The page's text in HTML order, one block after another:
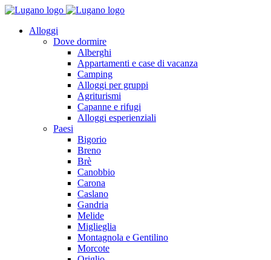
Alloggi
Dove dormire
Alberghi
Appartamenti e case di vacanza
Camping
Alloggi per gruppi
Agriturismi
Capanne e rifugi
Alloggi esperienziali
Paesi
Bigorio
Breno
Brè
Canobbio
Carona
Caslano
Gandria
Melide
Miglieglia
Montagnola e Gentilino
Morcote